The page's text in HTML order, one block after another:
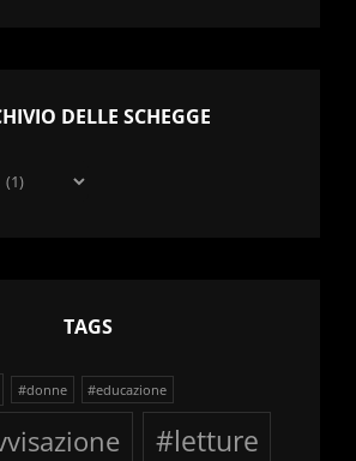
DELLE SCHEGGE
TAGS
#donne #educazione
#letture